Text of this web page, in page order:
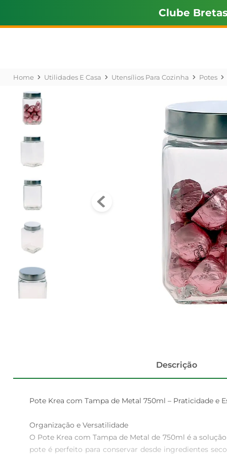
Clube Bretas
Utilidades E Casa Utensílios Para Cozinha Potes
Descrição
Pote Krea com Tampa de Metal 750ml – Praticidade e
Organização e Versatilidade
O Pote Krea com Tampa de Metal de 750ml é a
pote é perfeito para conservar desde ingredientes